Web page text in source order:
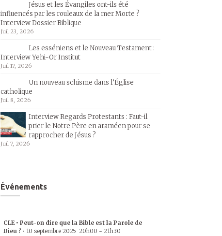
Jésus et les Évangiles ont-ils été
influencés par les rouleaux de la mer Morte ?
Interview Dossier Biblique
Juil 23, 2026
Les esséniens et le Nouveau Testament :
Interview Yehi-Or Institut
Juil 17, 2026
Un nouveau schisme dans l’Église
catholique
Juil 8, 2026
Interview Regards Protestants : Faut-il
prier le Notre Père en araméen pour se
rapprocher de Jésus ?
Juil 7, 2026
Événements
CLE • Peut-on dire que la Bible est la Parole de
Dieu ? • 10 septembre 2025 20h00 - 21h30